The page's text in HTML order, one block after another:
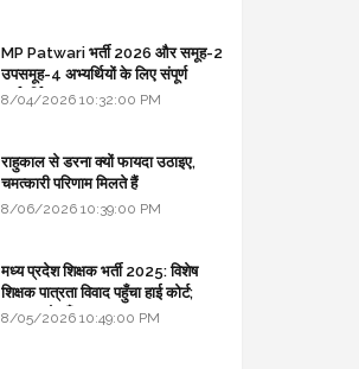
MP Patwari भर्ती 2026 और समूह-2
उपसमूह-4 अभ्यर्थियों के लिए संपूर्ण
मार्गदर्शिका
8/04/2026 10:32:00 PM
राहुकाल से डरना क्यों फायदा उठाइए,
चमत्कारी परिणाम मिलते हैं
8/06/2026 10:39:00 PM
मध्य प्रदेश शिक्षक भर्ती 2025: विशेष
शिक्षक पात्रता विवाद पहुँचा हाई कोर्ट;
सरकार से माँगा जवाब
8/05/2026 10:49:00 PM